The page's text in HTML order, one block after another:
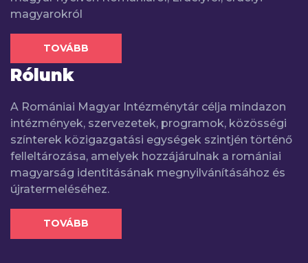
magyarokról
TOVÁBB
Rólunk
A Romániai Magyar Intézménytár célja mindazon
intézmények, szervezetek, programok, közösségi
színterek közigazgatási egységek szintjén történő
felleltározása, amelyek hozzájárulnak a romániai
magyarság identitásának megnyilvánításához és
újratermeléséhez.
TOVÁBB